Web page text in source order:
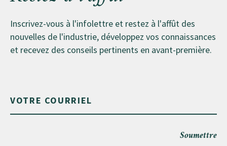
Inscrivez-vous à l'infolettre et restez à l'affût des
nouvelles de l'industrie, développez vos connaissances
et recevez des conseils pertinents en avant-première.
Soumettre